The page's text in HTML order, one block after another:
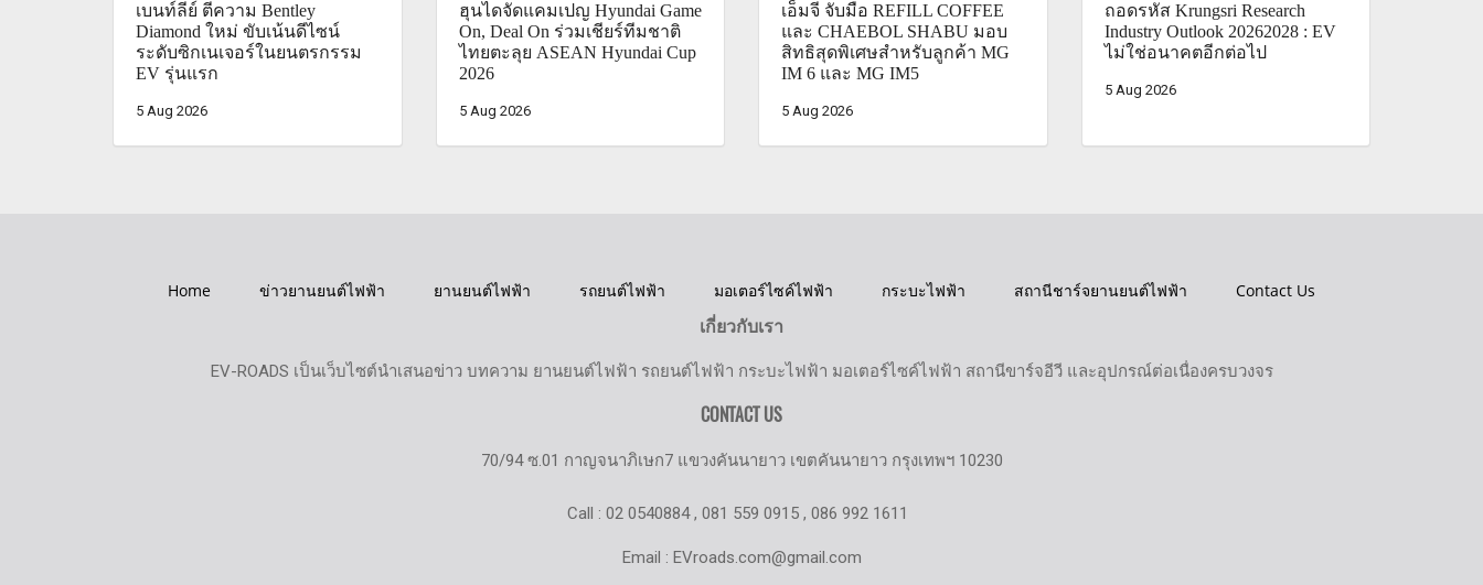
เบนท์ลีย์ ตีความ Bentley
Diamond ใหม่ ขับเน้นดีไซน์
ระดับซิกเนเจอร์ในยนตรกรรม
EV รุ่นแรก
5 Aug 2026
ฮุนไดจัดแคมเปญ Hyundai Game
On, Deal On ร่วมเชียร์ทีมชาติ
ไทยตะลุย ASEAN Hyundai Cup
2026
5 Aug 2026
เอ็มจี จับมือ REFILL COFFEE
และ CHAEBOL SHABU มอบ
สิทธิสุดพิเศษสำหรับลูกค้า MG
IM 6 และ MG IM5
5 Aug 2026
ถอดรหัส Krungsri Research
Industry Outlook 20262028 : EV
ไม่ใช่อนาคตอีกต่อไป
5 Aug 2026
Home ข่าวยานยนต์ไฟฟ้า ยานยนต์ไฟฟ้า รถยนต์ไฟฟ้า มอเตอร์ไซค์ไฟฟ้า กระบะไฟฟ้า สถานีชาร์จยานยนต์ไฟฟ้า
Contact Us
เกี่ยวกับเรา
EV-ROADS เป็นเว็บไซต์นำเสนอข่าว บทความ ยานยนต์ไฟฟ้า รถยนต์ไฟฟ้า กระบะไฟฟ้า มอเตอร์ไซค์ไฟฟ้า สถานีขาร์จอีวี และอุปกรณ์ต่อเนื่องครบวงจร
CONTACT US
70/94 ซ.01 กาญจนาภิเษก7 แขวงคันนายาว เขตคันนายาว กรุงเทพฯ 10230
Call : 02 0540884 , 081 559 0915 , 086 992 1611
Email : EVroads.com@gmail.com